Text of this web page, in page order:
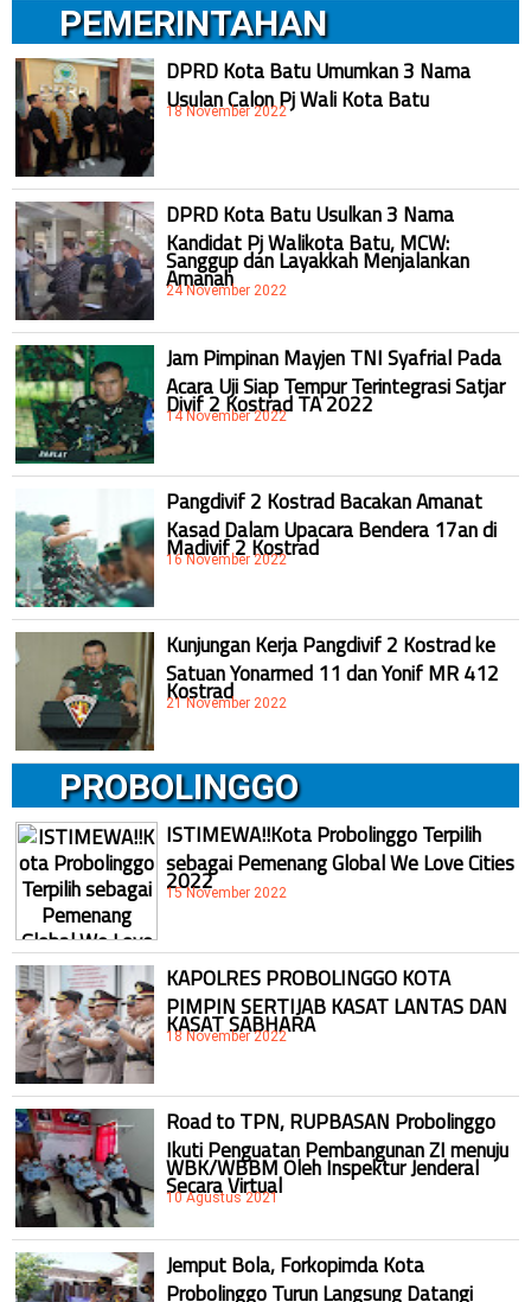
PEMERINTAHAN
DPRD Kota Batu Umumkan 3 Nama
Usulan Calon Pj Wali Kota Batu
18 November 2022
DPRD Kota Batu Usulkan 3 Nama
Kandidat Pj Walikota Batu, MCW:
Sanggup dan Layakkah Menjalankan
Amanah
24 November 2022
Jam Pimpinan Mayjen TNI Syafrial Pada
Acara Uji Siap Tempur Terintegrasi Satjar
Divif 2 Kostrad TA 2022
14 November 2022
Pangdivif 2 Kostrad Bacakan Amanat
Kasad Dalam Upacara Bendera 17an di
Madivif 2 Kostrad
16 November 2022
Kunjungan Kerja Pangdivif 2 Kostrad ke
Satuan Yonarmed 11 dan Yonif MR 412
Kostrad
21 November 2022
PROBOLINGGO
ISTIMEWA!!Kota Probolinggo Terpilih
sebagai Pemenang Global We Love Cities
2022
15 November 2022
KAPOLRES PROBOLINGGO KOTA
PIMPIN SERTIJAB KASAT LANTAS DAN
KASAT SABHARA
18 November 2022
Road to TPN, RUPBASAN Probolinggo
Ikuti Penguatan Pembangunan ZI menuju
WBK/WBBM Oleh Inspektur Jenderal
Secara Virtual
10 Agustus 2021
Jemput Bola, Forkopimda Kota
Probolinggo Turun Langsung Datangi